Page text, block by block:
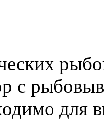
с
для